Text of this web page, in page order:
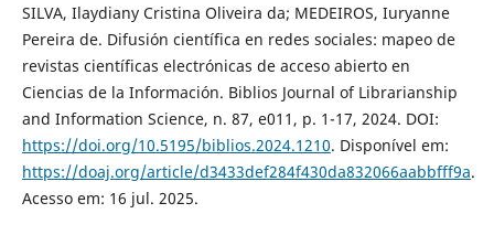
SILVA, Ilaydiany Cristina Oliveira da; MEDEIROS, Iuryanne
Pereira de. Difusión científica en redes sociales: mapeo de
revistas científicas electrónicas de acceso abierto en
Ciencias de la Información. Biblios Journal of Librarianship
and Information Science, n. 87, e011, p. 1-17, 2024. DOI:
https://doi.org/10.5195/biblios.2024.1210. Disponível em:
https://doaj.org/article/d3433def284f430da832066aabbfff9a.
Acesso em: 16 jul. 2025.